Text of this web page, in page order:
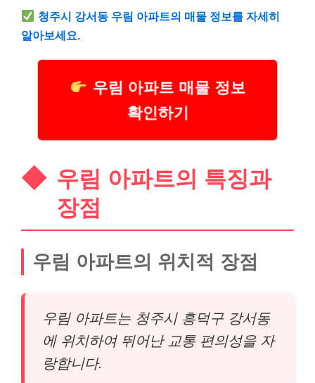
청주시 강서동 우림 아파트의 매물 정보를 자세히
알아보세요.
우림 아파트 매물 정보
확인하기
우림 아파트의 특징과
장점
우림 아파트의 위치적 장점
우림 아파트는 청주시 흥덕구 강서동
에 위치하여 뛰어난 교통 편의성을 자
랑합니다.